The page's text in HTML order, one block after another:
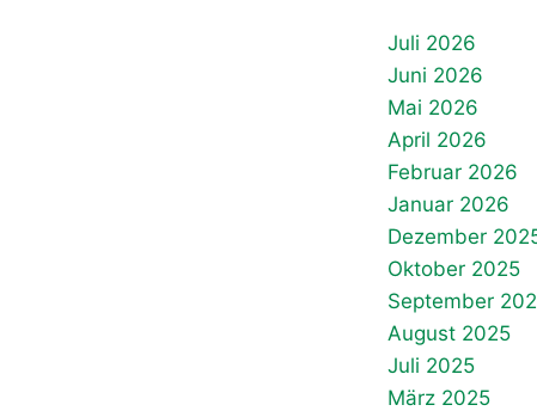
Juli 2026
Juni 2026
Mai 2026
April 2026
Februar 2026
Januar 2026
Dezember
Oktober 2025
September
August 2025
Juli 2025
März 2025